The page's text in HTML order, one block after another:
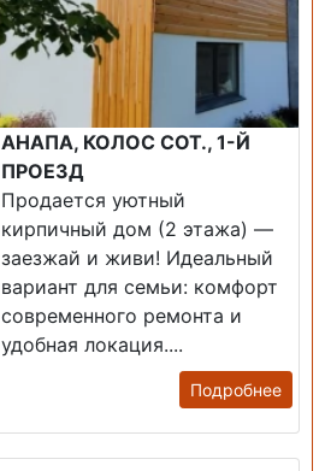
АНАПА, КОЛОС СОТ., 1-Й
ПРОЕЗД
Продается уютный
кирпичный дом (2 этажа) —
заезжай и живи! ​Идеальный
вариант для семьи: комфорт
современного ремонта и
удобная локация....
Подробнее